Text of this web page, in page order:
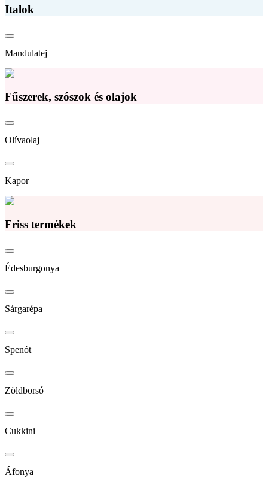
Italok
Mandulatej
Fűszerek, szószok és olajok
Olívaolaj
Kapor
Friss termékek
Édesburgonya
Sárgarépa
Spenót
Zöldborsó
Cukkini
Áfonya